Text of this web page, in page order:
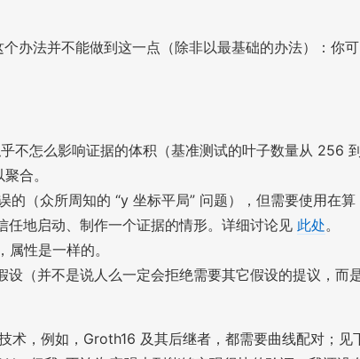
办法并不能做到这一点（除非以最基础的办法）：你可
不怎么影响证据的体积（基准测试的叶子数量从 256
合。
（众所周知的 “y 坐标平局” 问题），但需要使用在算
地启动、制作一个证据的情形。详细讨论见 此处。
性是一样的。
（并不是说人么一定会拒绝需要其它假设的提议，而
术，例如，Groth16 及其后继者，都需要曲线配对；见